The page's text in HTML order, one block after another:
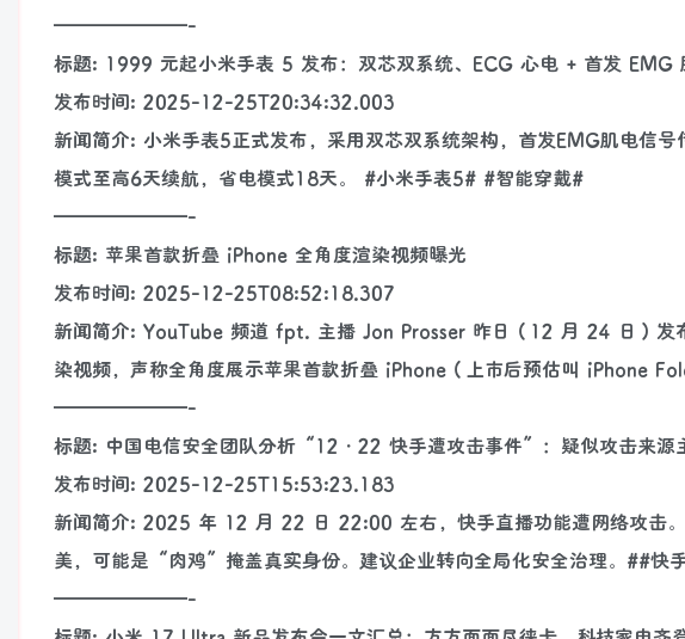
———————-
标题: 1999 元起小米手表 5 发布：双芯双系统、ECG 心电 + 首发 EMG
发布时间: 2025-12-25T20:34:32.003
新闻简介: 小米手表5正式发布，采用双芯双系统架构，首发EMG肌电信
模式至高6天续航，省电模式18天。 #小米手表5# #智能穿戴#
———————-
标题: 苹果首款折叠 iPhone 全角度渲染视频曝光
发布时间: 2025-12-25T08:52:18.307
新闻简介: YouTube 频道 fpt. 主播 Jon Prosser 昨日（12 月 24 日）发
染视频，声称全角度展示苹果首款折叠 iPhone（上市后预估叫 iPhone
———————-
标题: 中国电信安全团队分析“12・22 快手遭攻击事件”：疑似攻击来源
发布时间: 2025-12-25T15:53:23.183
新闻简介: 2025 年 12 月 22 日 22:00 左右，快手直播功能遭网络攻击
美，可能是“肉鸡”掩盖真实身份。建议企业转向全局化安全治理。##快
———————-